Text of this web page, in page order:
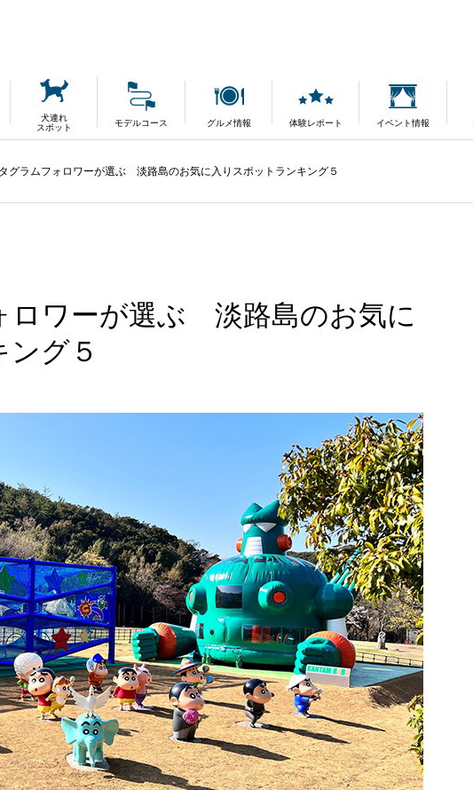
犬連れ
スポット
モデルコース グルメ情報 体験レポート イベント情報
グラムフォロワーが選ぶ 淡路島のお気に入りスポットランキング５
ロワーが選ぶ 淡路島のお気に
グ５